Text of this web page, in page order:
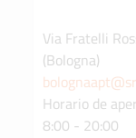
Via Fratelli
(Bologna)
Horario de
8:00 - 20:00